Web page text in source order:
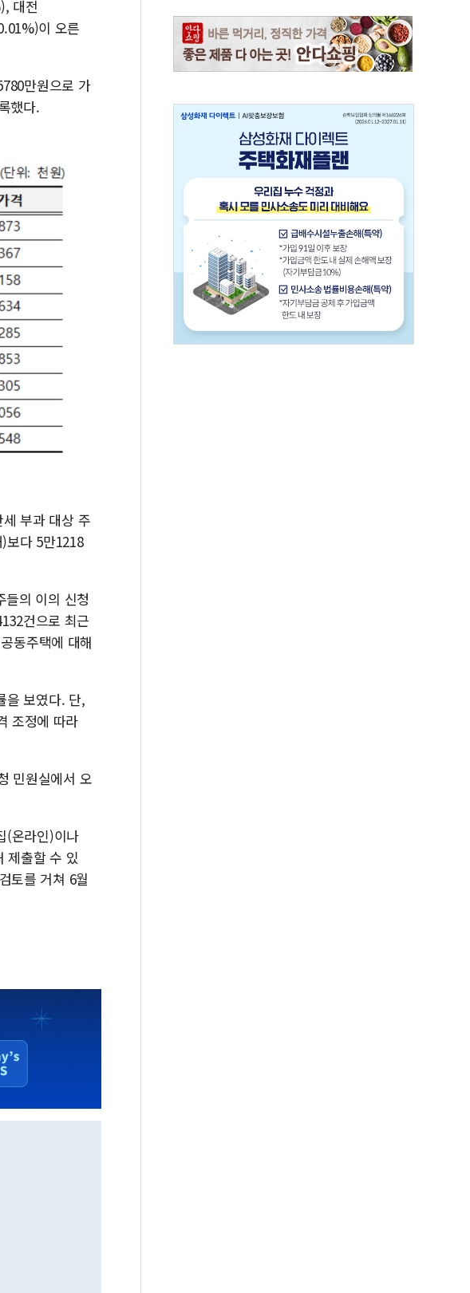
대전
이 오른
만원으로 가
했다.
부과 대상 주
보다 5만1218
들의 이의 신청
건으로 최근
동주택에 대해
을 보였다. 단,
조정에 따라
민원실에서 오
(온라인)이나
출할 수 있
토를 거쳐 6월